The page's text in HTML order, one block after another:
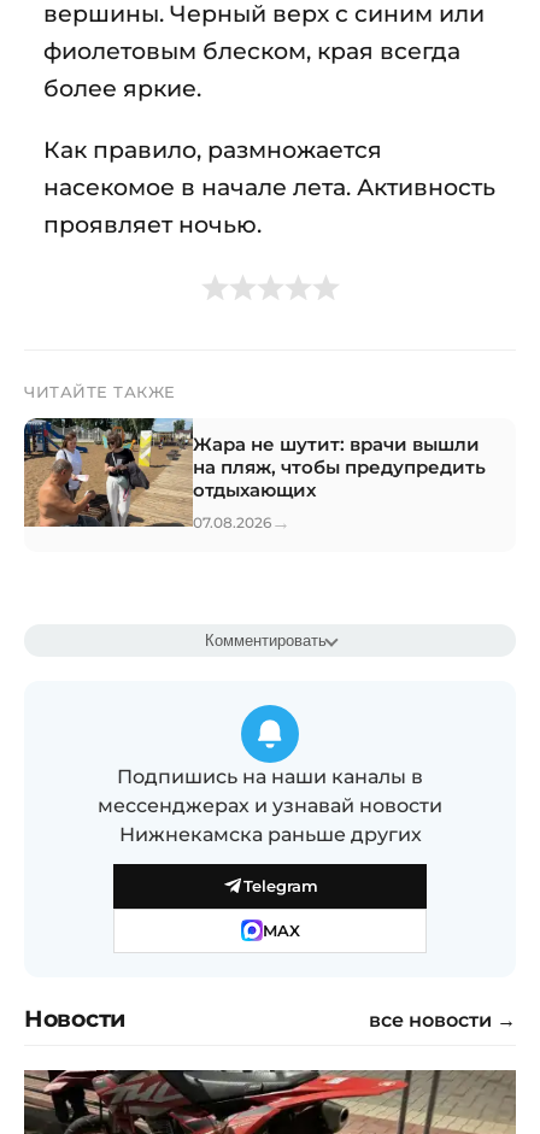
вершины. Черный верх с синим или
фиолетовым блеском, края всегда
более яркие.
Как правило, размножается
насекомое в начале лета. Активность
проявляет ночью.
ЧИТАЙТЕ ТАКЖЕ
Жара не шутит: врачи вышли
на пляж, чтобы предупредить
отдыхающих
07.08.2026 →
Комментировать
Подпишись на наши каналы в
мессенджерах и узнавай новости
Нижнекамска раньше других
Telegram
MAX
Новости все новости →